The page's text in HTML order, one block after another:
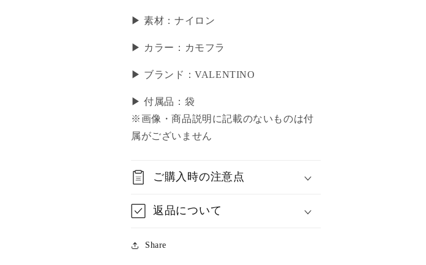
▶ 素材：ナイロン
▶ カラー：カモフラ
▶ ブランド：VALENTINO
▶ 付属品：袋
※画像・商品説明に記載のないものは付
属がございません
ご購入時の注意点
返品について
Share